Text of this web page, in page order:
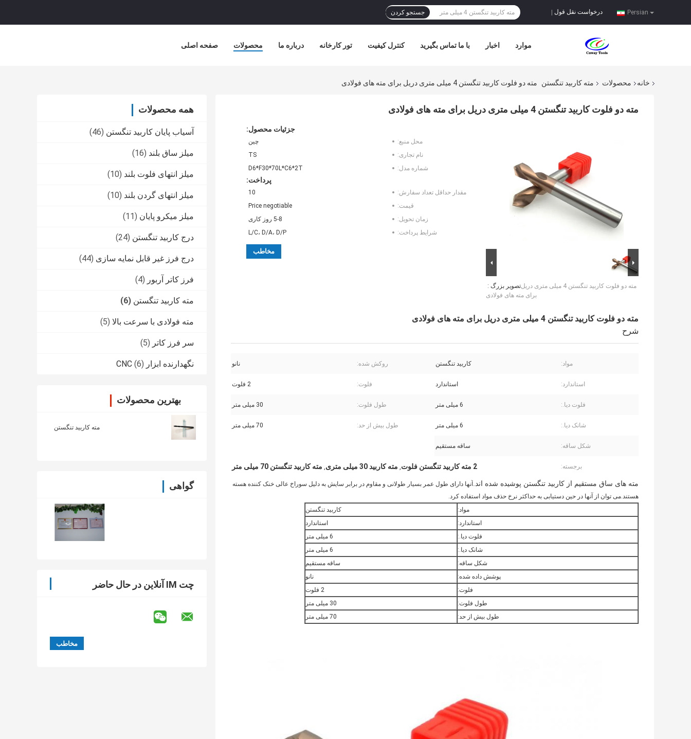
Persian درخواست نقل قول جستجو کردن
صفحه اصلی محصولات درباره ما تور کارخانه کنترل کیفیت با ما تماس بگیرید اخبار موارد
خانه محصولات مته کاربید تنگستن مته دو فلوت کاربید تنگستن 4 میلی متری دریل برای مته های فولادی
همه محصولات
آسیاب پایان کاربید تنگستن (46)
میلز ساق بلند (16)
میلز انتهای فلوت بلند (10)
میلز انتهای گردن بلند (10)
میلز میکرو پایان (11)
درج کاربید تنگستن (24)
درج فرز غیر قابل نمایه سازی (44)
فرز کاتر آربور (4)
مته کاربید تنگستن (6)
مته فولادی با سرعت بالا (5)
سر فرز کاتر (5)
نگهدارنده ابزار CNC (6)
بهترین محصولات
مته کاربید تنگستن
گواهی
چت IM آنلاین در حال حاضر
مته دو فلوت کاربید تنگستن 4 میلی متری دریل برای مته های فولادی
تصویر بزرگ :مته دو فلوت کاربید تنگستن 4 میلی متری دریل
برای مته های فولادی
جزئیات محصول:
محل منبع:
چین
نام تجاری:
TS
شماره مدل:
D6*F30*70L*C6*2T
پرداخت:
مقدار حداقل تعداد سفارش:
10
قیمت:
Price negotiable
زمان تحویل:
5-8 روز کاری
شرایط پرداخت:
L/C، D/A، D/P
مخاطب
مته دو فلوت کاربید تنگستن 4 میلی متری دریل برای مته های فولادی
شرح
مواد: کاربید تنگستن روکش شده: نانو
استاندارد: استاندارد فلوت: 2 فلوت
فلوت دیا.: 6 میلی متر طول فلوت: 30 میلی متر
شانک دیا.: 6 میلی متر طول بیش از حد: 70 میلی متر
شکل ساقه: ساقه مستقیم
برجسته: 2 مته کاربید تنگستن فلوت , مته کاربید 30 میلی متری , مته کاربید تنگستن 70 میلی متر
مته های ساق مستقیم از کاربید تنگستن پوشیده شده اند. آنها دارای طول عمر بسیار طولانی و مقاوم در برابر سایش به دلیل سوراخ عالی خنک کننده هسته
هستند.می توان از آنها در حین دستیابی به حداکثر نرخ حذف مواد استفاده کرد.
مواد:
کاربید تنگستن
استاندارد:
استاندارد
فلوت دیا.:
6 میلی متر
شانک دیا.:
6 میلی متر
شکل ساقه:
ساقه مستقیم
پوشش داده شده:
نانو
فلوت:
2 فلوت
طول فلوت:
30 میلی متر
طول بیش از حد:
70 میلی متر